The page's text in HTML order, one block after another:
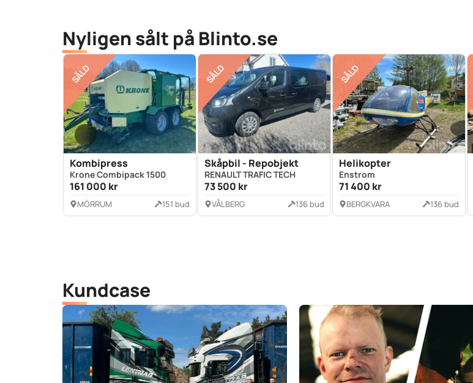
Nyligen sålt på Blinto.se
SÅLD
Kombipress
Krone Combipack 1500
161 000 kr
MÖRRUM 151 bud
SÅLD
Skåpbil - Repobjekt
RENAULT TRAFIC TECH
73 500 kr
VÅLBERG 136 bud
SÅLD
Helikopter
Enstrom
71 400 kr
BERGKVARA 136 bud
Kundcase